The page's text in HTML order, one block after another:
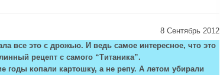
8 Сентябрь 2012
все это с дрожью. И ведь самое интересное, что это
рецепт с самого “Титаника”.
годы копали картошку, а не репу. А летом убирали